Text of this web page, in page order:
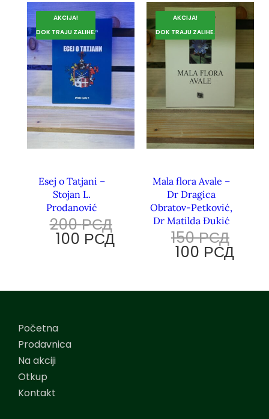
AKCIJA!
DOK TRAJU ZALIHE.
Esej o Tatjani –
Stojan L.
Prodanović
200РСД
100 РСД
AKCIJA!
DOK TRAJU ZALIHE.
Mala flora Avale –
Dr Dragica
Obratov-Petković,
Dr Matilda Đukić
150РСД
100 РСД
Početna
Prodavnica
Na akciji
Otkup
Kontakt